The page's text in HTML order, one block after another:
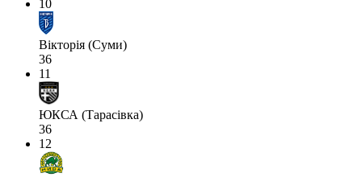
10
Вікторія (Суми)
36
11
ЮКСА (Тарасівка)
36
12